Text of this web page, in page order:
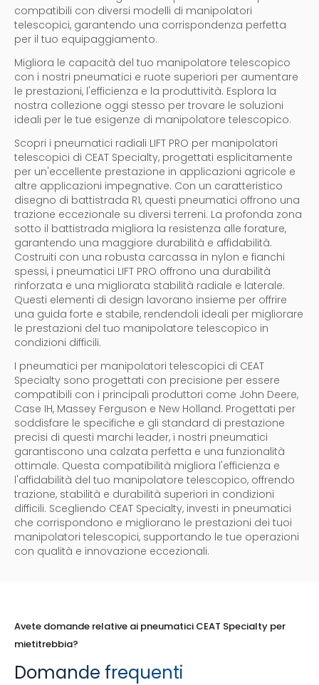
compatibili con diversi modelli di manipolatori
telescopici, garantendo una corrispondenza perfetta
per il tuo equipaggiamento.
Migliora le capacità del tuo manipolatore telescopico
con i nostri pneumatici e ruote superiori per aumentare
le prestazioni, l'efficienza e la produttività. Esplora la
nostra collezione oggi stesso per trovare le soluzioni
ideali per le tue esigenze di manipolatore telescopico.
Scopri i pneumatici radiali LIFT PRO per manipolatori
telescopici di CEAT Specialty, progettati esplicitamente
per un'eccellente prestazione in applicazioni agricole e
altre applicazioni impegnative. Con un caratteristico
disegno di battistrada R1, questi pneumatici offrono una
trazione eccezionale su diversi terreni. La profonda zona
sotto il battistrada migliora la resistenza alle forature,
garantendo una maggiore durabilità e affidabilità.
Costruiti con una robusta carcassa in nylon e fianchi
spessi, i pneumatici LIFT PRO offrono una durabilità
rinforzata e una migliorata stabilità radiale e laterale.
Questi elementi di design lavorano insieme per offrire
una guida forte e stabile, rendendoli ideali per migliorare
le prestazioni del tuo manipolatore telescopico in
condizioni difficili.
I pneumatici per manipolatori telescopici di CEAT
Specialty sono progettati con precisione per essere
compatibili con i principali produttori come John Deere,
Case IH, Massey Ferguson e New Holland. Progettati per
soddisfare le specifiche e gli standard di prestazione
precisi di questi marchi leader, i nostri pneumatici
garantiscono una calzata perfetta e una funzionalità
ottimale. Questa compatibilità migliora l'efficienza e
l'affidabilità del tuo manipolatore telescopico, offrendo
trazione, stabilità e durabilità superiori in condizioni
difficili. Scegliendo CEAT Specialty, investi in pneumatici
che corrispondono e migliorano le prestazioni dei tuoi
manipolatori telescopici, supportando le tue operazioni
con qualità e innovazione eccezionali.
Avete domande relative ai pneumatici CEAT Specialty per
mietitrebbia?
Domande frequenti